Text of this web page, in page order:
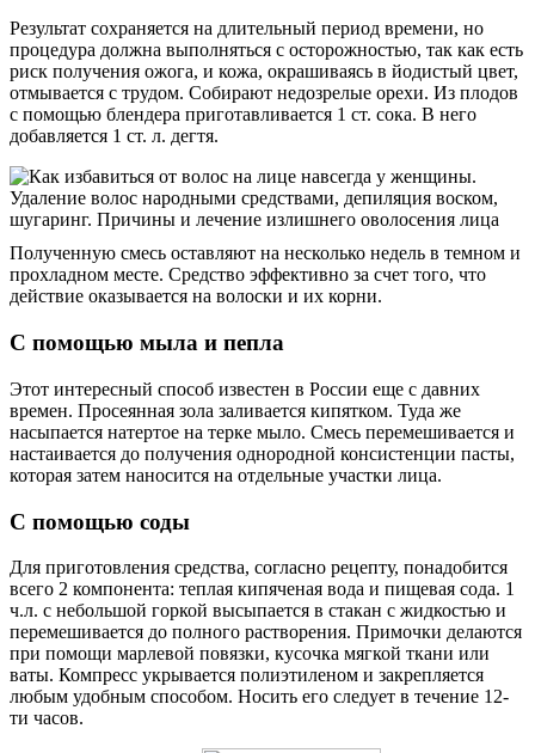
Результат сохраняется на длительный период времени, но
процедура должна выполняться с осторожностью, так как есть
риск получения ожога, и кожа, окрашиваясь в йодистый цвет,
отмывается с трудом. Собирают недозрелые орехи. Из плодов
с помощью блендера приготавливается 1 ст. сока. В него
добавляется 1 ст. л. дегтя.
Полученную смесь оставляют на несколько недель в темном и
прохладном месте. Средство эффективно за счет того, что
действие оказывается на волоски и их корни.
С помощью мыла и пепла
Этот интересный способ известен в России еще с давних
времен. Просеянная зола заливается кипятком. Туда же
насыпается натертое на терке мыло. Смесь перемешивается и
настаивается до получения однородной консистенции пасты,
которая затем наносится на отдельные участки лица.
С помощью соды
Для приготовления средства, согласно рецепту, понадобится
всего 2 компонента: теплая кипяченая вода и пищевая сода. 1
ч.л. с небольшой горкой высыпается в стакан с жидкостью и
перемешивается до полного растворения. Примочки делаются
при помощи марлевой повязки, кусочка мягкой ткани или
ваты. Компресс укрывается полиэтиленом и закрепляется
любым удобным способом. Носить его следует в течение 12-
ти часов.